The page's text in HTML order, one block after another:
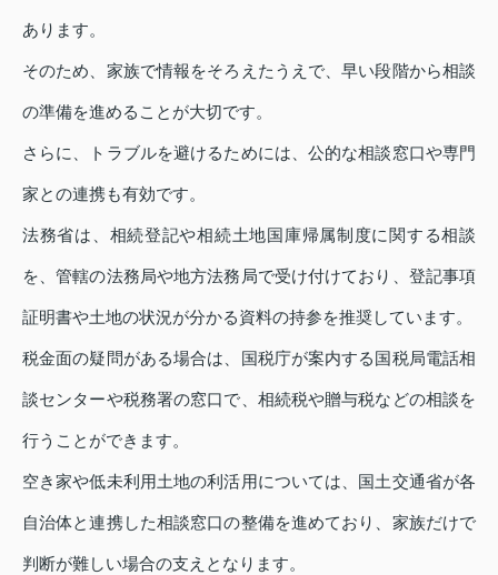
あります。
そのため、家族で情報をそろえたうえで、早い段階から相談
の準備を進めることが大切です。
さらに、トラブルを避けるためには、公的な相談窓口や専門
家との連携も有効です。
法務省は、相続登記や相続土地国庫帰属制度に関する相談
を、管轄の法務局や地方法務局で受け付けており、登記事項
証明書や土地の状況が分かる資料の持参を推奨しています。
税金面の疑問がある場合は、国税庁が案内する国税局電話相
談センターや税務署の窓口で、相続税や贈与税などの相談を
行うことができます。
空き家や低未利用土地の利活用については、国土交通省が各
自治体と連携した相談窓口の整備を進めており、家族だけで
判断が難しい場合の支えとなります。